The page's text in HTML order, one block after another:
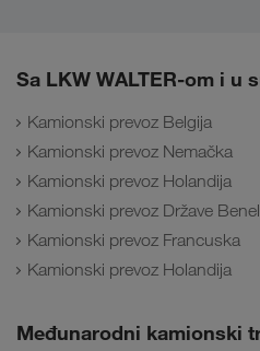
Sa LKW WALTER-om i u
Kamionski prevoz Belgija
Kamionski prevoz Nemačka
Kamionski prevoz Holandija
Kamionski prevoz Države
Kamionski prevoz Francuska
Kamionski prevoz Holandija
Međunarodni kamionski